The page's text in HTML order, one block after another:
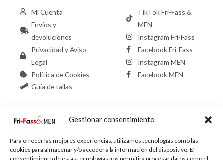
Gestionar consentimiento
Para ofrecer las mejores experiencias, utilizamos tecnologías como las
cookies para almacenar y/o acceder a la información del dispositivo. El
consentimiento de estas tecnologías nos permitirá procesar datos como el
Mi Cuenta
Envíos y
devoluciones
Privacidad y Aviso
Legal
Política de Cookies
Guía de tallas
TikTok Fri-Fass &
MEN
Instagram Fri-Fass
Facebook Fri-Fass
Instagram MEN
Facebook MEN
Fass
958126402